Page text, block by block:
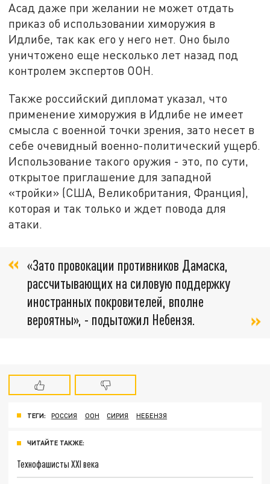
Асад даже при желании не может отдать
приказ об использовании химоружия в
Идлибе, так как его у него нет. Оно было
уничтожено еще несколько лет назад под
контролем экспертов ООН.
Также российский дипломат указал, что
применение химоружия в Идлибе не имеет
смысла с военной точки зрения, зато несет в
себе очевидный военно-политический ущерб.
Использование такого оружия - это, по сути,
открытое приглашение для западной
«тройки» (США, Великобритания, Франция),
которая и так только и ждет повода для
атаки.
«Зато провокации противников Дамаска,
рассчитывающих на силовую поддержку
иностранных покровителей, вполне
вероятны», - подытожил Небензя.
ТЕГИ: РОССИЯ ООН СИРИЯ НЕБЕНЗЯ
ЧИТАЙТЕ ТАКЖЕ:
Технофашисты XXI века